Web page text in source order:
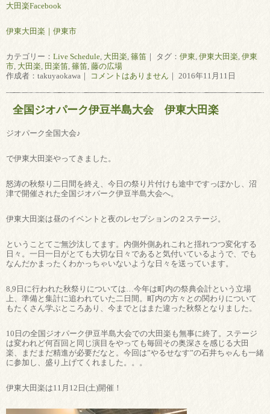
大田楽Facebook
伊東大田楽｜伊東市
カテゴリー： Live Schedule 大田楽 篠笛 ｜ タグ： 伊東 伊東大田楽 伊東
市 大田楽 田楽笛 篠笛 藤の広場
作成者：takuyaokawa｜
コメントはありません ｜ 2016年11月11日
全国ジオパーク伊豆半島大会 伊東大田楽
ジオパーク全国大会♪
で伊東大田楽やってきました。
怒涛の秋祭り二日間を終え、今日の祭り片付けも途中ですっぽかし、沼
津で開催された全国ジオパーク伊豆半島大会へ。
伊東大田楽は昼のイベントと夜のレセプションの２ステージ。
ということてご無沙汰してます。内側外側あれこれと揺れつつ変化する
日々。一日一日がとても大切な日々であると気付いているようで、でも
なんだかまったくわかっちゃいないような日々を送っています。
8,9日に行われた秋祭りについては…今年は町内の祭典会計という立場
上、準備と集計に追われていた二日間。町内の方々との関わりについて
もたくさん学ぶところあり、今までとはまた違った秋祭となりました。
10日の全国ジオパーク伊豆半島大会での大田楽も無事に終了。ステージ
は変われど何百回と同じ演目をやっても毎回その奥深さを感じる大田
楽、まだまだ精進が必要だなと。今回は”やるせなす”の石井ちゃんも一緒
に参加し、盛り上げてくれました。。。
伊東大田楽は11月12日(土)開催！